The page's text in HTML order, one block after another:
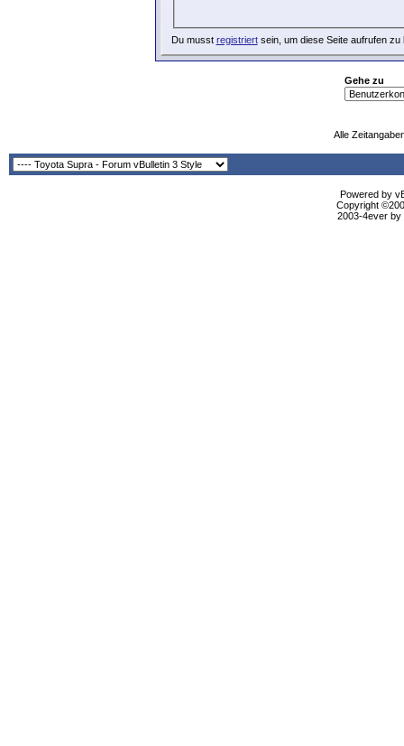
Du musst registriertsein, um diese Seite aufrufen zu
Gehe zu
Alle
Powered by
Copyright
2003-4ever by